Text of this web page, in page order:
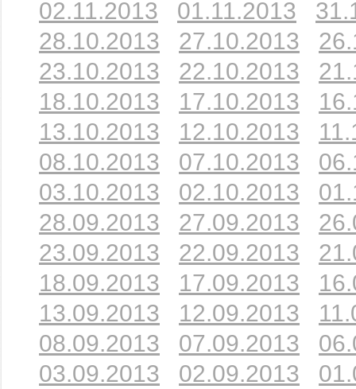
02.11.2013
01.11.2013
28.10.2013
27.10.2013
23.10.2013
22.10.2013
18.10.2013
17.10.2013
13.10.2013
12.10.2013
08.10.2013
07.10.2013
03.10.2013
02.10.2013
28.09.2013
27.09.2013
23.09.2013
22.09.2013
18.09.2013
17.09.2013
13.09.2013
12.09.2013
08.09.2013
07.09.2013
03.09.2013
02.09.2013